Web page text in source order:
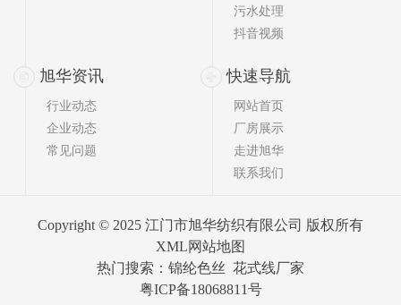
污水处理
抖音视频
旭华资讯
行业动态
企业动态
常见问题
快速导航
网站首页
厂房展示
走进旭华
联系我们
Copyright © 2025 江门市旭华纺织有限公司 版权所有
XML网站地图
热门搜索： 锦纶色丝 花式线厂家
粤ICP备18068811号